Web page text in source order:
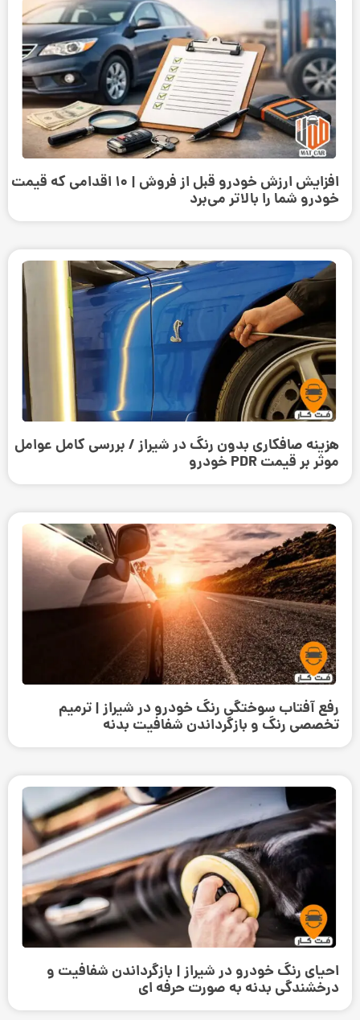
افزایش ارزش خودرو قبل از فروش | ۱۰ اقدامی که قیمت
خودرو شما را بالاتر می‌برد
هزینه صافکاری بدون رنگ در شیراز / بررسی کامل عوامل
موثر بر قیمت PDR خودرو
رفع آفتاب سوختگی رنگ خودرو در شیراز | ترمیم
تخصصی رنگ و بازگرداندن شفافیت بدنه
احیای رنگ خودرو در شیراز | بازگرداندن شفافیت و
درخشندگی بدنه به صورت حرفه‌ ای